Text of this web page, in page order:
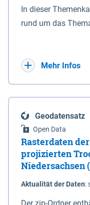
Schutz eines
vor Sturmfluten, zu
Eigenschaft eines
die Deichbehörde
In dieser
rund um das
sowie Status der
laufendenMehr Infos
Geodatensatz
Open Data
Rasterdaten
projizierten
Niedersachsen
Aktualität der Daten: